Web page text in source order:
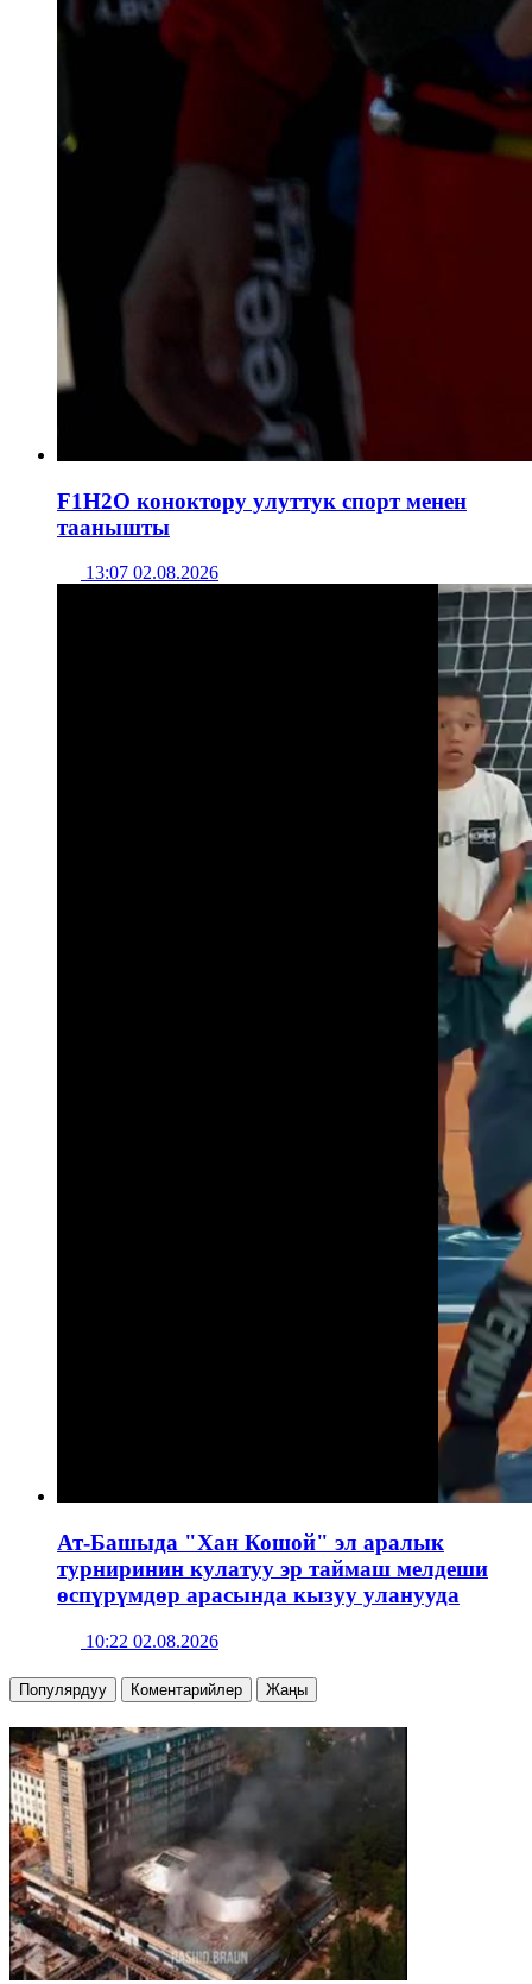
F1H2O коноктору улуттук спорт менен
таанышты
13:07 02.08.2026
Ат-Башыда "Хан Кошой" эл аралык
турниринин кулатуу эр таймаш мелдеши
өспүрүмдөр арасында кызуу уланууда
10:22 02.08.2026
Популярдуу Коментарийлер Жаңы